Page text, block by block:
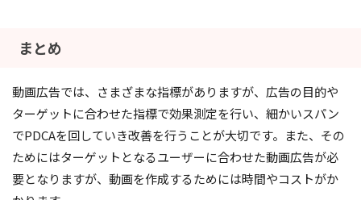
まとめ
動画広告では、さまざまな指標がありますが、広告の目的や
ターゲットに合わせた指標で効果測定を行い、細かいスパン
でPDCAを回していき改善を行うことが大切です。また、その
ためにはターゲットとなるユーザーに合わせた動画広告が必
要となりますが、動画を作成するためには時間やコストがか